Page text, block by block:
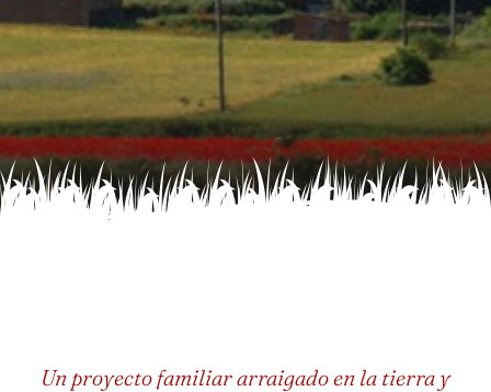
Un proyecto familiar arraigado en la tierra y